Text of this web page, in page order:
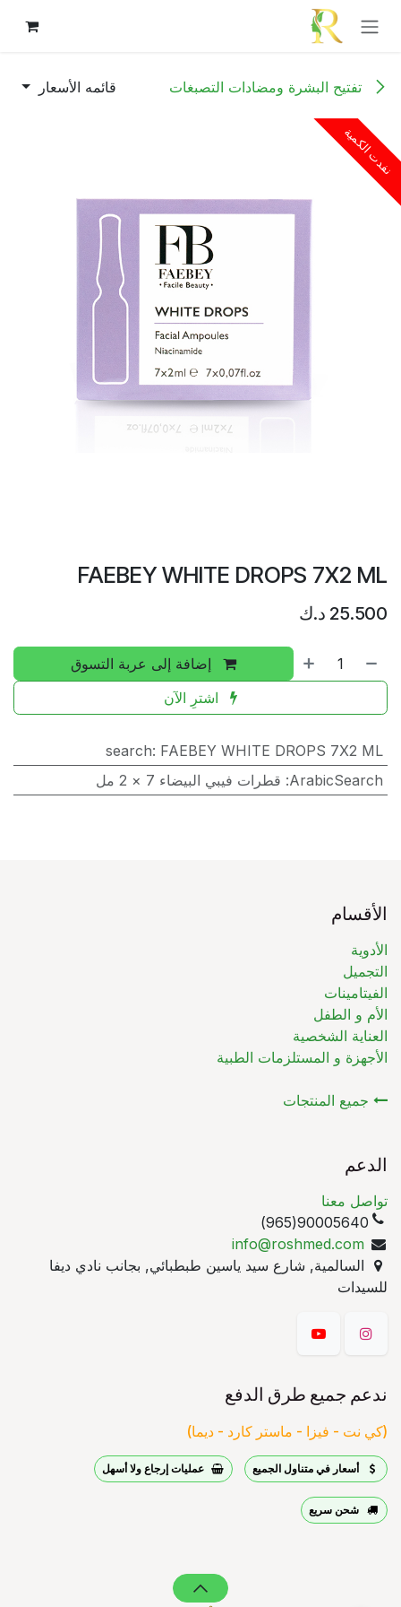
تخطي للذهاب إلى المحتوى
تفتيح البشرة ومضادات التصبغات قائمه الأسعار
نفدت الكمية
FAEBEY WHITE DROPS 7X2 ML
25.500 د.ك
إضافة إلى عربة التسوق
اشترِ الآن
search: FAEBEY WHITE DROPS 7X2 ML
ArabicSearch
: قطرات فيبي البيضاء 7 × 2 مل
الأقسام
الأدوية
التجميل
الفيتامينات
الأم و الطفل
العناية الشخصية
الأجهزة و المستلزمات الطبية
جميع المنتجات
الدعم
تواصل معنا
90005640(965)
info@roshmed.com
السالمية, شارع سيد ياسين طبطبائي, بجانب نادي ديفا
للسيدات
ندعم جميع طرق الدفع
(كي نت - فيزا - ماستر كارد - ديما)
أسعار في متناول الجميع عمليات إرجاع ولا أسهل
شحن سريع